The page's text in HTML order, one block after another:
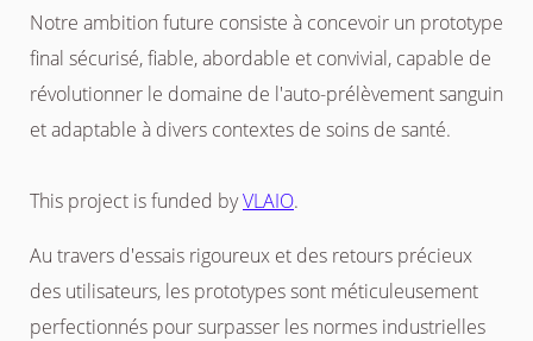
Notre ambition future consiste à concevoir un prototype
final sécurisé, fiable, abordable et convivial, capable de
révolutionner le domaine de l'auto-prélèvement sanguin
et adaptable à divers contextes de soins de santé.
This project is funded byVLAIO.
Au travers d'essais rigoureux et des retours précieux
des utilisateurs, les prototypes sont méticuleusement
perfectionnés pour surpasser les normes industrielles